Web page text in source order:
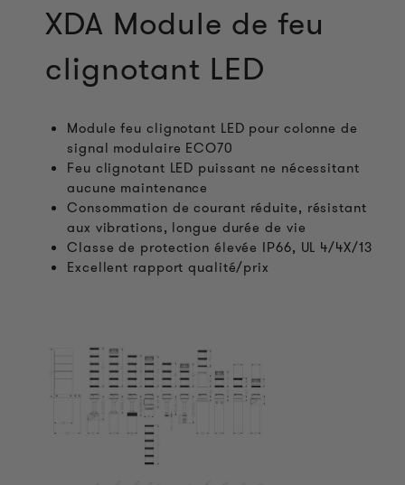
XDA Module de feu
clignotant LED
Module feu clignotant LED pour colonne de
signal modulaire ECO70
Feu clignotant LED puissant ne nécessitant
aucune maintenance
Consommation de courant réduite, résistant
aux vibrations, longue durée de vie
Classe de protection élevée IP66, UL 4/4X/13
Excellent rapport qualité/prix